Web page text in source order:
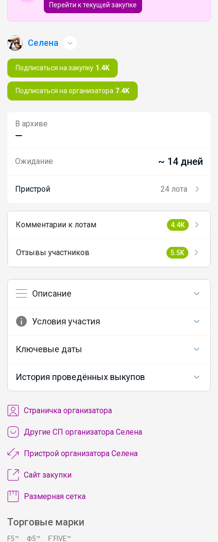
Перейти к текущей закупке
Селена
Подписаться на закупку 1.4K
Подписаться на организатора 7.4K
В архиве
—
Ожидание ~ 14 дней
Пристрой 24 лота
Комментарии к лотам 4.4K
Отзывы участников 5.5K
Описание
Условия участия
Ключевые даты
История проведённых выкупов
Cтраничка организатора
Другие СП организатора Селена
Пристрой организатора Селена
Сайт закупки
Размерная сетка
Торговые марки
F5™ Ф5™ F`FIVE™